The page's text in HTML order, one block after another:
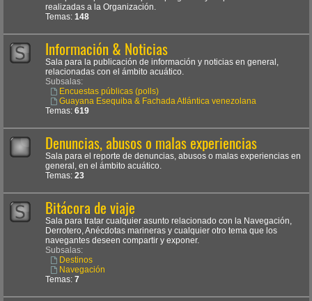
realizadas a la Organización.
Temas: 148
Información & Noticias
Sala para la publicación de información y noticias en general,
relacionadas con el ámbito acuático.
Subsalas:
Encuestas públicas (polls)
Guayana Esequiba & Fachada Atlántica venezolana
Temas: 619
Denuncias, abusos o malas experiencias
Sala para el reporte de denuncias, abusos o malas experiencias en
general, en el ámbito acuático.
Temas: 23
Bitácora de viaje
Sala para tratar cualquier asunto relacionado con la Navegación,
Derrotero, Anécdotas marineras y cualquier otro tema que los
navegantes deseen compartir y exponer.
Subsalas:
Destinos
Navegación
Temas: 7